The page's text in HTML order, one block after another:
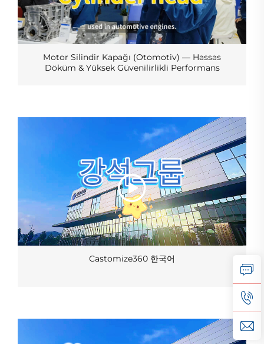
Motor Silindir Kapağı (Otomotiv) — Hassas
Döküm & Yüksek Güvenilirlikli Performans
Castomize360 한국어